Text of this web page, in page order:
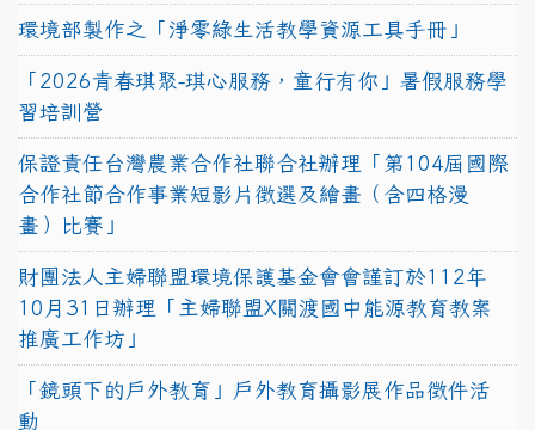
環境部製作之「淨零綠生活教學資源工具手冊」
「2026青春琪聚-琪心服務，童行有你」暑假服務學
習培訓營
保證責任台灣農業合作社聯合社辦理「第104屆國際
合作社節合作事業短影片徵選及繪畫（含四格漫
畫）比賽」
財團法人主婦聯盟環境保護基金會會謹訂於112年
10月31日辦理「主婦聯盟X關渡國中能源教育教案
推廣工作坊」
「鏡頭下的戶外教育」戶外教育攝影展作品徵件活
動